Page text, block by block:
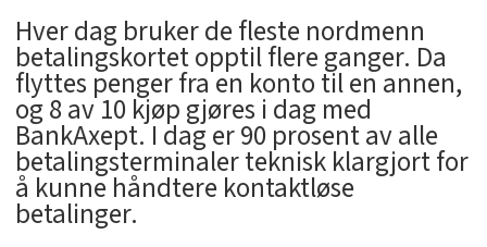
Hver dag bruker de fleste nordmenn
betalingskortet opptil flere ganger. Da
flyttes penger fra en konto til en annen,
og 8 av 10 kjøp gjøres i dag med
BankAxept. I dag er 90 prosent av alle
betalingsterminaler teknisk klargjort for
å kunne håndtere kontaktløse
betalinger.